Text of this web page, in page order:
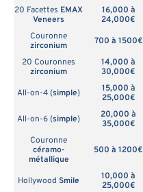
20 Facettes EMAX
Veneers
16,000 à
24,000€
Couronne
zirconium
700 à 1500€
20 Couronnes
zirconium
14,000 à
30,000€
All-on-4 (simple)
15,000 à
25,000€
All-on-6 (simple)
20,000 à
35,000€
Couronne
céramo-
métallique
500 à 1200€
Hollywood Smile
10,000 à
25,000€